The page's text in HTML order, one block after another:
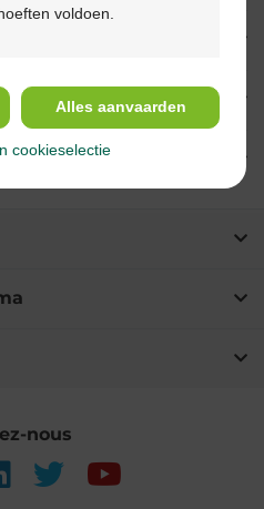
nous
voldoen.
Alles aanvaarden
cookieselectie